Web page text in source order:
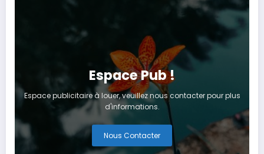
Espace Pub !
Espace publicitaire à louer, veuillez nous contacter pour plus
d'informations.
Nous Contacter